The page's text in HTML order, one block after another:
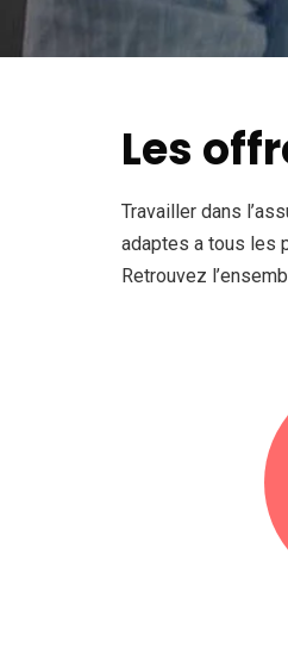
Les
Travailler dans
adaptes a tous les
Retrouvez